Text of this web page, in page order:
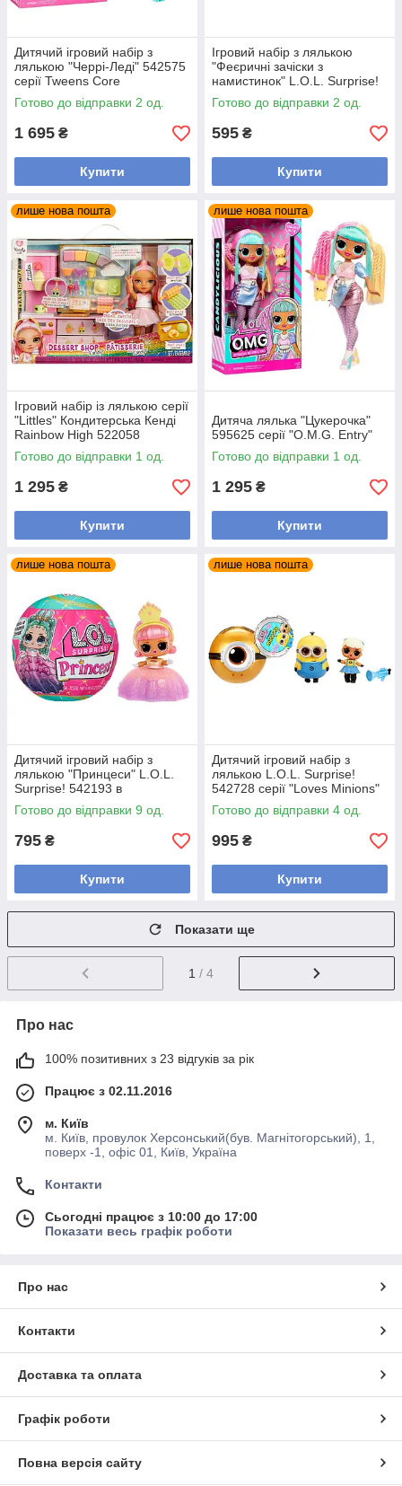
Дитячий ігровий набір з
лялькою "Черрі-Леді" 542575
серії Tweens Core
Готово до відправки 2 од.
1 695 ₴
Купити
Ігровий набір з лялькою
"Феєричні зачіски з
намистинок" L.O.L. Surprise!
511205 в асортименті
Готово до відправки 2 од.
595 ₴
Купити
лише нова пошта
Ігровий набір із лялькою серії
"Littles" Кондитерська Кенді
Rainbow High 522058
Готово до відправки 1 од.
1 295 ₴
Купити
лише нова пошта
Дитяча лялька "Цукерочка"
595625 серії "O.M.G. Entry"
Готово до відправки 1 од.
1 295 ₴
Купити
лише нова пошта
Дитячий ігровий набір з
лялькою "Принцеси" L.O.L.
Surprise! 542193 в
асортименті
Готово до відправки 9 од.
795 ₴
Купити
лише нова пошта
Дитячий ігровий набір з
лялькою L.O.L. Surprise!
542728 серії "Loves Minions"
Готово до відправки 4 од.
995 ₴
Купити
Показати ще
1 / 4
Про нас
100% позитивних з 23 відгуків за рік
Працює з 02.11.2016
м. Київ
м. Київ, провулок Херсонський(був. Магнітогорський), 1,
поверх -1, офіс 01, Київ, Україна
Контакти
Сьогодні працює з 10:00 до 17:00
Показати весь графік роботи
Про нас
Контакти
Доставка та оплата
Графік роботи
Повна версія сайту